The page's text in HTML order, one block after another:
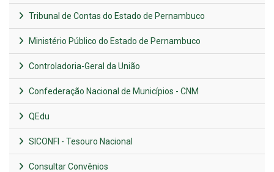
Tribunal de Contas do Estado de Pernambuco
Ministério Público do Estado de Pernambuco
Controladoria-Geral da União
Confederação Nacional de Municípios - CNM
QEdu
SICONFI - Tesouro Nacional
Consultar Convênios